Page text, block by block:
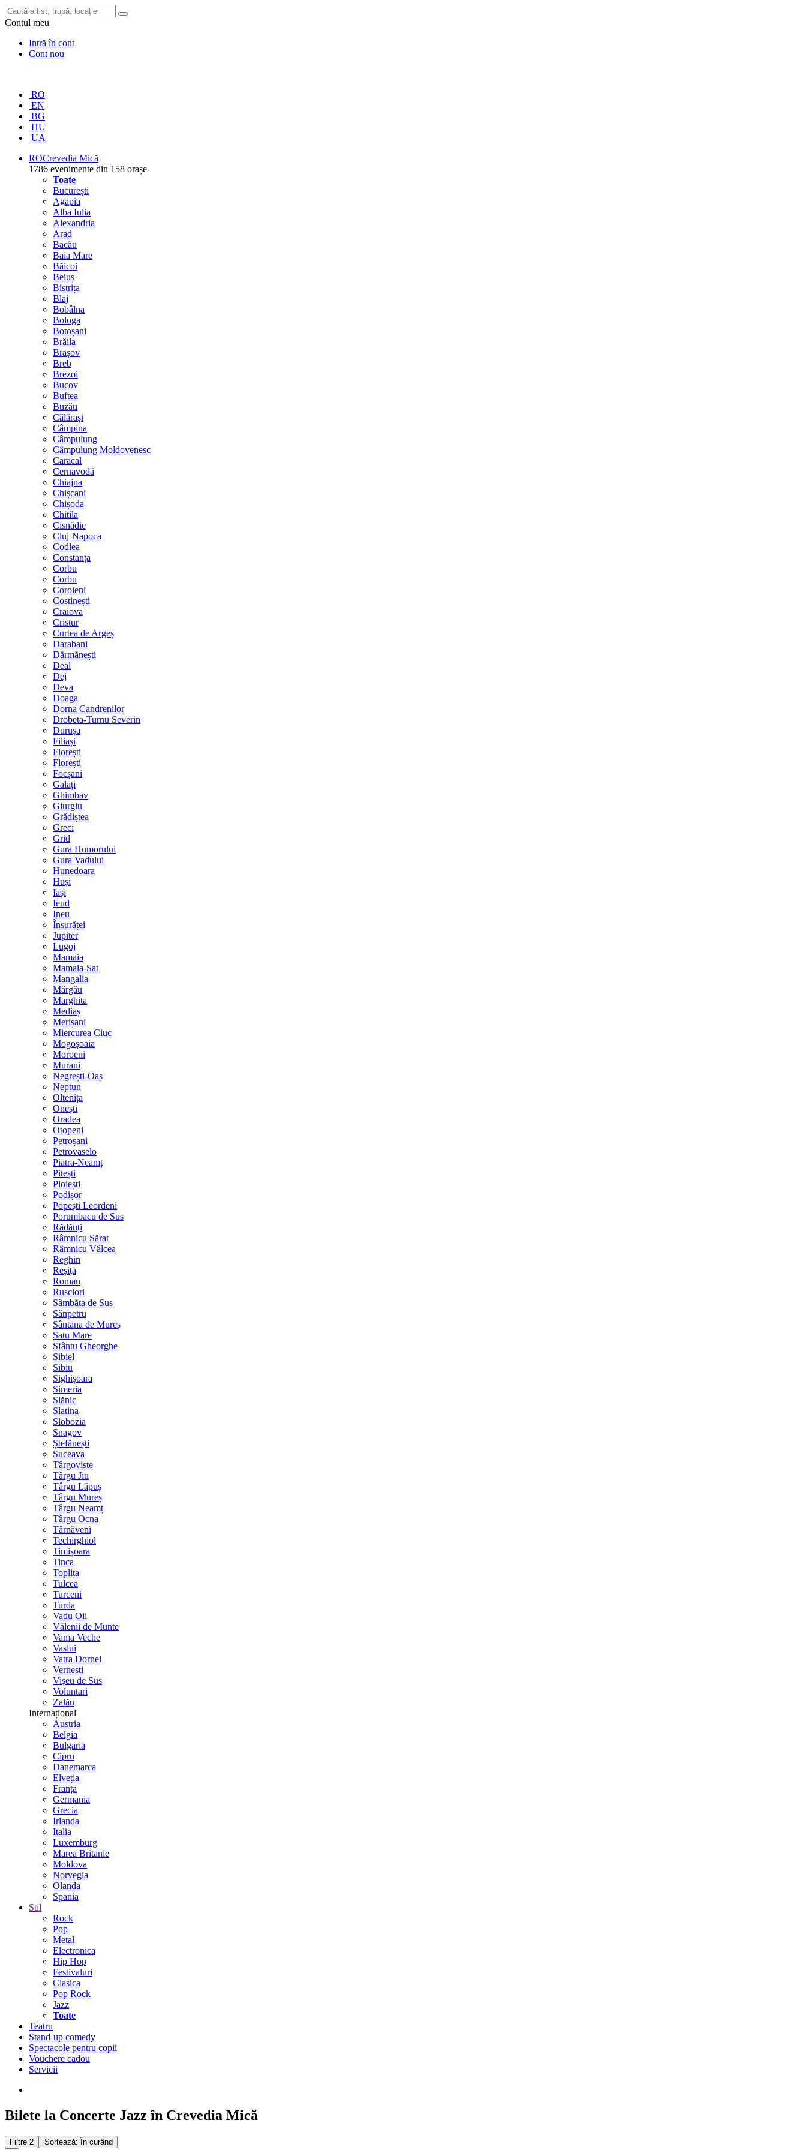
Contul meu
Intră în cont
Cont nou
RO
EN
BG
HU
UA
ROCrevedia Mică
1786 evenimente din 158 orașe
Toate
București
Agapia
Alba Iulia
Alexandria
Arad
Bacău
Baia Mare
Băicoi
Beiuș
Bistrița
Blaj
Bobâlna
Bologa
Botoșani
Brăila
Brașov
Breb
Brezoi
Bucov
Buftea
Buzău
Călărași
Câmpina
Câmpulung
Câmpulung Moldovenesc
Caracal
Cernavodă
Chiajna
Chișcani
Chișoda
Chitila
Cisnădie
Cluj-Napoca
Codlea
Constanța
Corbu
Corbu
Coroieni
Costinești
Craiova
Cristur
Curtea de Argeș
Darabani
Dărmănești
Deal
Dej
Deva
Doaga
Dorna Candrenilor
Drobeta-Turnu Severin
Durușa
Filiași
Florești
Florești
Focșani
Galați
Ghimbav
Giurgiu
Grădiștea
Greci
Grid
Gura Humorului
Gura Vadului
Hunedoara
Huși
Iași
Ieud
Ineu
Însurăței
Jupiter
Lugoj
Mamaia
Mamaia-Sat
Mangalia
Mărgău
Marghita
Mediaș
Merișani
Miercurea Ciuc
Mogoșoaia
Moroeni
Murani
Negrești-Oaș
Neptun
Oltenița
Onești
Oradea
Otopeni
Petroșani
Petrovaselo
Piatra-Neamț
Pitești
Ploiești
Podișor
Popești Leordeni
Porumbacu de Sus
Rădăuți
Râmnicu Sărat
Râmnicu Vâlcea
Reghin
Reșița
Roman
Rusciori
Sâmbăta de Sus
Sânpetru
Sântana de Mureș
Satu Mare
Sfântu Gheorghe
Sibiel
Sibiu
Sighișoara
Simeria
Slănic
Slatina
Slobozia
Snagov
Ștefănești
Suceava
Târgoviște
Târgu Jiu
Târgu Lăpuș
Târgu Mureș
Târgu Neamț
Târgu Ocna
Târnăveni
Techirghiol
Timișoara
Tinca
Toplița
Tulcea
Turceni
Turda
Vadu Oii
Vălenii de Munte
Vama Veche
Vaslui
Vatra Dornei
Vernești
Vișeu de Sus
Voluntari
Zalău
Internațional
Austria
Belgia
Bulgaria
Cipru
Danemarca
Elveția
Franța
Germania
Grecia
Irlanda
Italia
Luxemburg
Marea Britanie
Moldova
Norvegia
Olanda
Spania
Stil
Rock
Pop
Metal
Electronica
Hip Hop
Festivaluri
Clasica
Pop Rock
Jazz
Toate
Teatru
Stand-up comedy
Spectacole pentru copii
Vouchere cadou
Servicii
Bilete la Concerte Jazz în Crevedia Mică
Filtre 2
Sortează: În curând